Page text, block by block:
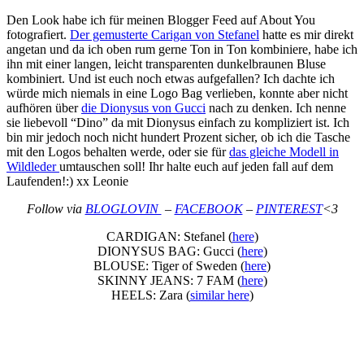
Den Look habe ich für meinen Blogger Feed auf About You
fotografiert. Der gemusterte Carigan von Stefanel hatte es mir direkt
angetan und da ich oben rum gerne Ton in Ton kombiniere, habe ich
ihn mit einer langen, leicht transparenten dunkelbraunen Bluse
kombiniert. Und ist euch noch etwas aufgefallen? Ich dachte ich
würde mich niemals in eine Logo Bag verlieben, konnte aber nicht
aufhören überdie Dionysus von Gucci nach zu denken. Ich nenne
sie liebevoll “Dino” da mit Dionysus einfach zu kompliziert ist. Ich
bin mir jedoch noch nicht hundert Prozent sicher, ob ich die Tasche
mit den Logos behalten werde, oder sie fürdas gleiche Modell in
Wildlederumtauschen soll! Ihr halte euch auf jeden fall auf dem
Laufenden!:) xx Leonie
Follow via BLOGLOVIN – FACEBOOK– PINTEREST<3
CARDIGAN: Stefanel (here)
DIONYSUS BAG: Gucci (here)
BLOUSE: Tiger of Sweden (here)
SKINNY JEANS: 7 FAM (here)
HEELS: Zara (similar here)